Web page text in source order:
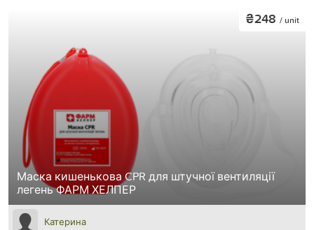
Маска кишенькова CPR для штучної вентиляції
легень ФАРМ ХЕЛПЕР
₴248 / unit
Катерина